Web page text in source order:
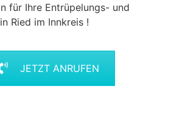
für Ihre Entrüpelungs- und
Ried im Innkreis !
JETZT ANRUFEN